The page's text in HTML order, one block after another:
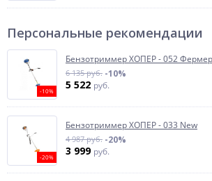
Персональные рекомендации
-10%
Бензотриммер ХОПЕР - 052
6 135 руб. -10%
5 522 руб.
-20%
Бензотриммер ХОПЕР - 033 New
4 987 руб. -20%
3 999 руб.